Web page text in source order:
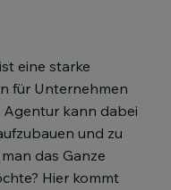
eine starke
für Unternehmen
Agentur kann dabei
und zu
das Ganze
Hier kommt